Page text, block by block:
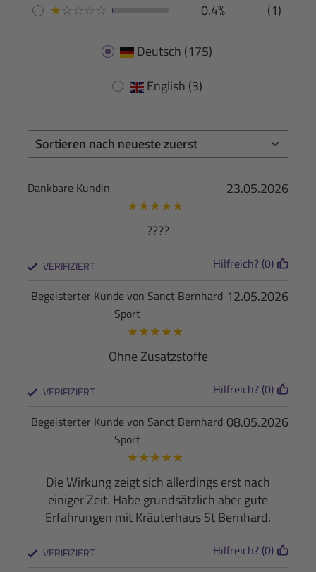
★☆☆☆☆ 0.4% (1)
Deutsch (175)
English (3)
23.05.2026
Dankbare Kundin
★★★★★
????
VERIFIZIERT Hilfreich? (0)
12.05.2026
Begeisterter Kunde von Sanct Bernhard
Sport
★★★★★
Ohne Zusatzstoffe
VERIFIZIERT Hilfreich? (0)
08.05.2026
Begeisterter Kunde von Sanct Bernhard
Sport
★★★★★
Die Wirkung zeigt sich allerdings erst nach
einiger Zeit. Habe grundsätzlich aber gute
Erfahrungen mit Kräuterhaus St Bernhard.
VERIFIZIERT Hilfreich? (0)